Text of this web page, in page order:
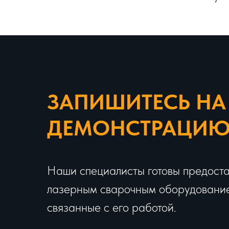
ЗАПИШИТЕСЬ
Наши специалисты готовы
лазерным сварочным
связанные с его работой.